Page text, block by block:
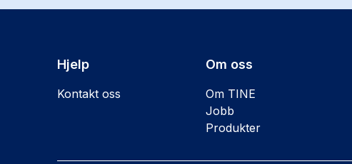
Hjelp
Kontakt oss
Om oss
Om TINE
Jobb
Produkter